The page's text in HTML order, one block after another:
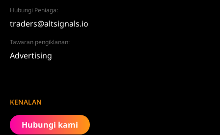
Hubungi Peniaga:
traders@altsignals.io
Tawaran pengiklanan:
Advertising
KENALAN
Hubungi kami